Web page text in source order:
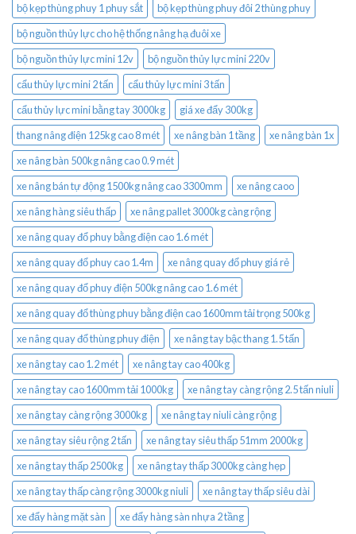
bộ kẹp thùng phuy 1 phuy sắt
bộ kẹp thùng phuy đôi 2 thùng phuy
bộ nguồn thủy lực cho hệ thống nâng hạ đuôi xe
bộ nguồn thủy lực mini 12v
bộ nguồn thủy lực mini 220v
cẩu thủy lực mini 2 tấn
cẩu thủy lực mini 3 tấn
cẩu thủy lực mini bằng tay 3000kg
giá xe đẩy 300kg
thang nâng điện 125kg cao 8 mét
xe nâng bàn 1 tầng
xe nâng bàn 1x
xe nâng bàn 500kg nâng cao 0.9 mét
xe nâng bán tự động 1500kg nâng cao 3300mm
xe nâng caoo
xe nâng hàng siêu thấp
xe nâng pallet 3000kg càng rộng
xe nâng quay đổ phuy bằng điện cao 1.6 mét
xe nâng quay đổ phuy cao 1.4m
xe nâng quay đổ phuy giá rẻ
xe nâng quay đổ phuy điện 500kg nâng cao 1.6 mét
xe nâng quay đổ thùng phuy bằng điện cao 1600mm tải trọng 500kg
xe nâng quay đổ thùng phuy điện
xe nâng tay bậc thang 1.5 tấn
xe nâng tay cao 1.2 mét
xe nâng tay cao 400kg
xe nâng tay cao 1600mm tải 1000kg
xe nâng tay càng rộng 2.5 tấn niuli
xe nâng tay càng rộng 3000kg
xe nâng tay niuli càng rộng
xe nâng tay siêu rộng 2 tấn
xe nâng tay siêu thấp 51mm 2000kg
xe nâng tay thấp 2500kg
xe nâng tay thấp 3000kg càng hẹp
xe nâng tay thấp càng rộng 3000kg niuli
xe nâng tay thấp siêu dài
xe đẩy hàng mặt sàn
xe đẩy hàng sàn nhựa 2 tầng